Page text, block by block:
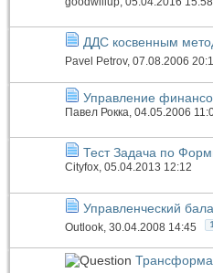
ДДС косвенным
Pavel Petrov, 07.08.2006
Управление
Павел Рокка , 04.05.2006
Тест Задача по
Cityfox, 05.04.2013 12:12
Управленческий
Outlook , 30.04.2008 14:45 1